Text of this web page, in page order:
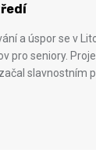
a úspor se v
pro seniory.
slavnostním